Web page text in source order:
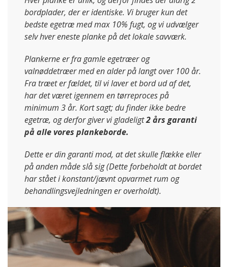
bordplader, der er identiske. Vi bruger kun det
bedste egetræ med max 10% fugt, og vi udvælger
selv hver eneste planke på det lokale savværk.
Plankerne er fra gamle egetræer og
valnøddetræer med en alder på langt over 100 år.
Fra træet er fældet, til vi laver et bord ud af det,
har det været igennem en tørreproces på
minimum 3 år. Kort sagt; du finder ikke bedre
egetræ, og derfor giver vi gladeligt2 års garanti
på alle vores plankeborde.
Dette er din garanti mod, at det skulle flække eller
på anden måde slå sig (Dette forbeholdt at bordet
har stået i konstant/jævnt opvarmet rum og
behandlingsvejledningen er overholdt).